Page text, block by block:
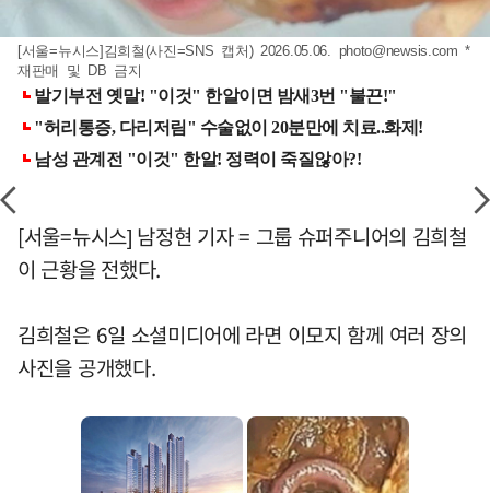
[서울=뉴시스]김희철(사진=SNS 캡처) 2026.05.06. photo@newsis.com *
재판매 및 DB 금지
[서울=뉴시스] 남정현 기자 = 그룹 슈퍼주니어의 김희철
이 근황을 전했다.
김희철은 6일 소셜미디어에 라면 이모지 함께 여러 장의
사진을 공개했다.